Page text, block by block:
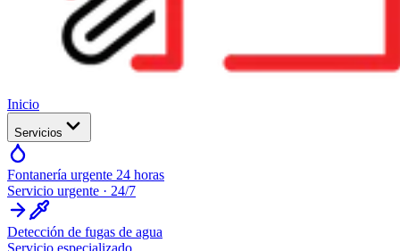
Inicio
Servicios
Fontanería urgente 24 horas
Servicio urgente · 24/7
Detección de fugas de agua
Servicio especializado